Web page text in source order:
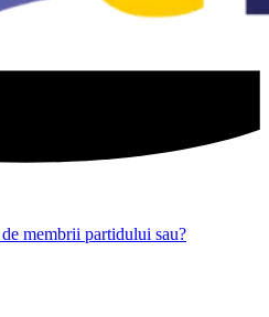
membrii partidului sau?